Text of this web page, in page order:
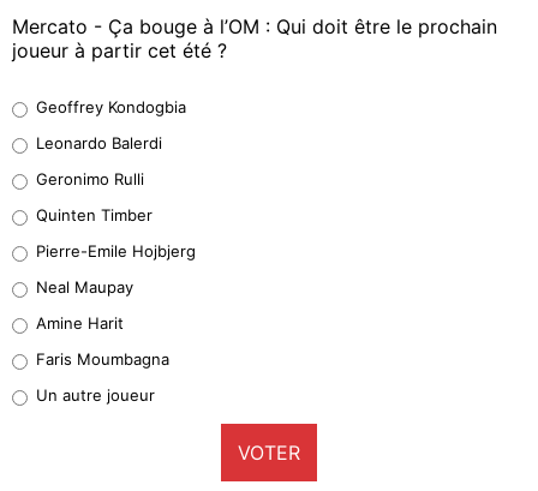
Mercato - Ça bouge à l’OM : Qui doit être le prochain
joueur à partir cet été ?
38%
32%
5%
1%
9%
Geoffrey Kondogbia
Leonardo Balerdi
Geronimo Rulli
Quinten Timber
Pierre-Emile Hojbjerg
Neal Maupay
Amine Harit
Faris Moumbagna
Un autre joueur
VOTER